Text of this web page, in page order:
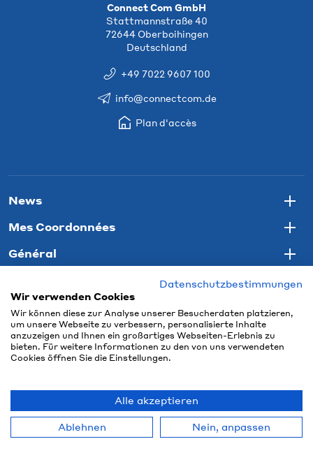
Connect Com GmbH
Stattmannstraße 40
72644 Oberboihingen
Deutschland
+49 7022 9607 100
info@connectcom.de
Plan d'accès
News
Mes Coordonnées
Général
© 2026 Connect Com AG
powered by polynorm
Datenschutzbestimmungen
Wir verwenden Cookies
Wir können diese zur Analyse unserer Besucherdaten platzieren,
um unsere Webseite zu verbessern, personalisierte Inhalte
anzuzeigen und Ihnen ein großartiges Webseiten-Erlebnis zu
bieten. Für weitere Informationen zu den von uns verwendeten
Cookies öffnen Sie die Einstellungen.
Alle akzeptieren
Ablehnen Nein, anpassen